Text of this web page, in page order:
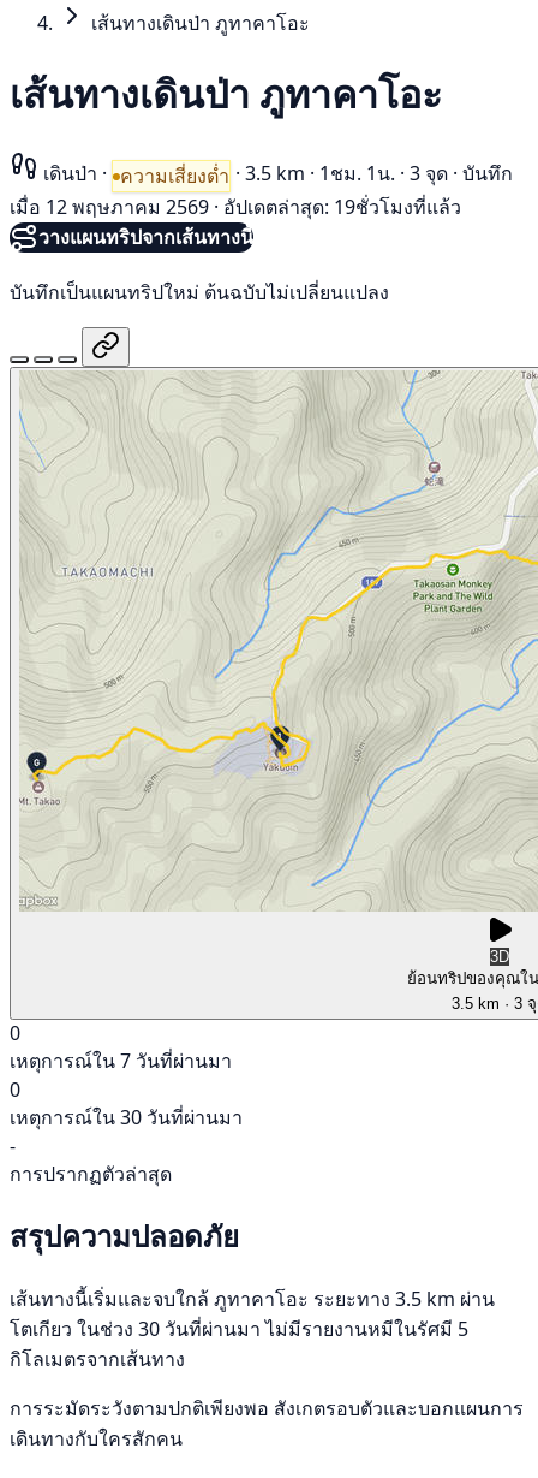
เส้นทางเดินป่า ภูทาคาโอะ
เส้นทางเดินป่า ภูทาคาโอะ
เดินป่า · ความเสี่ยงต่ำ · 3.5 km · 1ชม. 1น. · 3 จุด · บันทึก
เมื่อ 12 พฤษภาคม 2569 · อัปเดตล่าสุด: 19ชั่วโมงที่แล้ว
วางแผนทริปจากเส้นทางนี้
บันทึกเป็นแผนทริปใหม่ ต้นฉบับไม่เปลี่ยนแปลง
3D
ย้อนทริปของคุณใ
3.5 km · 3
0
เหตุการณ์ใน 7 วันที่ผ่านมา
0
เหตุการณ์ใน 30 วันที่ผ่านมา
-
การปรากฏตัวล่าสุด
สรุปความปลอดภัย
เส้นทางนี้เริ่มและจบใกล้ ภูทาคาโอะ ระยะทาง 3.5 km ผ่าน
โตเกียว ในช่วง 30 วันที่ผ่านมา ไม่มีรายงานหมีในรัศมี 5
กิโลเมตรจากเส้นทาง
การระมัดระวังตามปกติเพียงพอ สังเกตรอบตัวและบอกแผนการ
เดินทางกับใครสักคน